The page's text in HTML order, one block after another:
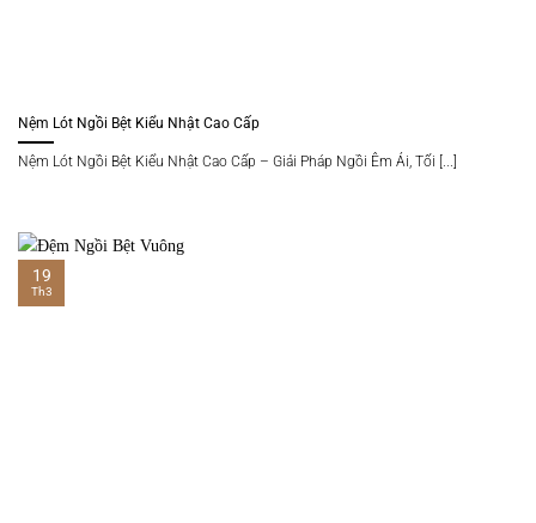
Nệm Lót Ngồi Bệt Kiểu Nhật Cao Cấp
Nệm Lót Ngồi Bệt Kiểu Nhật Cao Cấp – Giải Pháp Ngồi Êm Ái, Tối [...]
19
Th3